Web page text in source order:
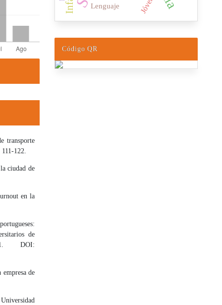
transporte
122.
ciudad de
en la
de
DOI:
de
Lenguaje
Código QR